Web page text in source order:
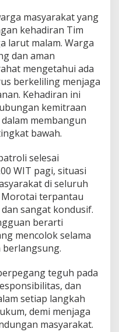
masyarakat yang
kehadiran Tim
larut malam. Warga
dan aman
mengetahui ada
berkeliling menjaga
Kehadiran ini
kemitraan
membangun
bawah.
selesai
WIT pagi, situasi
di seluruh
Morotai terpantau
sangat kondusif.
berarti
mencolok selama
teguh pada
dan
setiap langkah
demi menjaga
masyarakat.